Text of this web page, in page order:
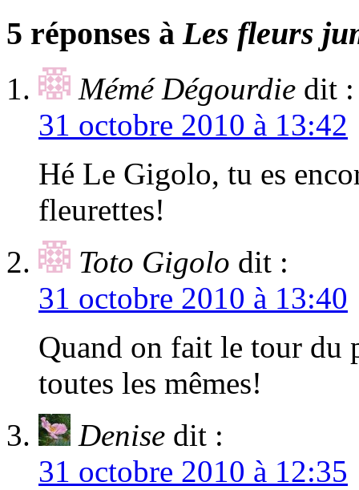
5 réponses àLes fleurs
Mémé Dégourdie dit :
31 octobre 2010 à 13:42
Hé Le Gigolo, tu es
fleurettes!
Toto Gigolo dit :
31 octobre 2010 à 13:40
Quand on fait le tour du
toutes les mêmes!
Denise dit :
31 octobre 2010 à 12:35